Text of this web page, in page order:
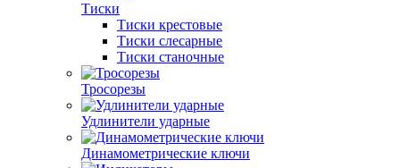
Тиски
Тиски крестовые
Тиски слесарные
Тиски станочные
Тросорезы
Удлинители ударные
Динамометрические ключи